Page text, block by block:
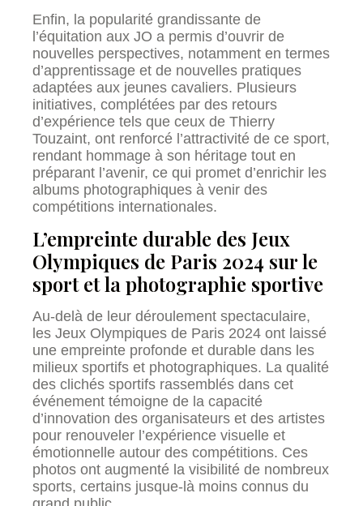
Enfin, la popularité grandissante de
l’équitation aux JO a permis d’ouvrir de
nouvelles perspectives, notamment en termes
d’apprentissage et de nouvelles pratiques
adaptées aux jeunes cavaliers. Plusieurs
initiatives, complétées par des retours
d’expérience tels que ceux de Thierry
Touzaint, ont renforcé l’attractivité de ce sport,
rendant hommage à son héritage tout en
préparant l’avenir, ce qui promet d’enrichir les
albums photographiques à venir des
compétitions internationales.
L’empreinte durable des Jeux
Olympiques de Paris 2024 sur le
sport et la photographie sportive
Au-delà de leur déroulement spectaculaire,
les Jeux Olympiques de Paris 2024 ont laissé
une empreinte profonde et durable dans les
milieux sportifs et photographiques. La qualité
des clichés sportifs rassemblés dans cet
événement témoigne de la capacité
d’innovation des organisateurs et des artistes
pour renouveler l’expérience visuelle et
émotionnelle autour des compétitions. Ces
photos ont augmenté la visibilité de nombreux
sports, certains jusque-là moins connus du